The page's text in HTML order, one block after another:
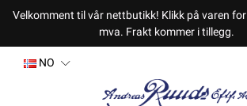
Velkomment til vår nettbutikk! Klikk på varen for
mva. Frakt kommer i tillegg.
NO